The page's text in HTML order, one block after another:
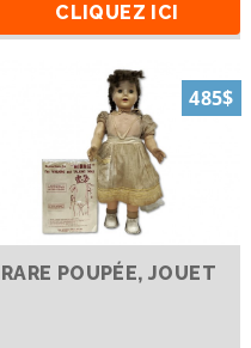
CLIQUEZ ICI
485$
RARE POUPÉE, JOUET